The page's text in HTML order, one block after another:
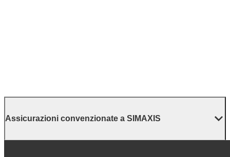
Assicurazioni convenzionate a SIMAXIS